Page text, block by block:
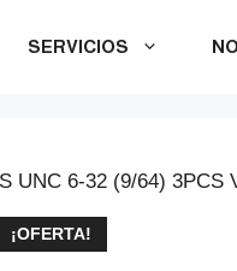
SERVICIOS
UNC 6-32 (9/64) 3PCS
¡OFERTA!